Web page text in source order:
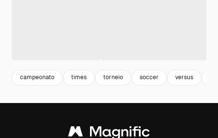
campeonato times torneio soccer versus